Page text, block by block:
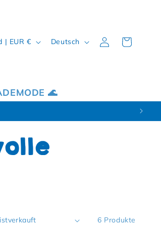
🌊
Deutschland | EUR € Sprache
Deutsch Einloggen
Warenkorb
6 Produkte